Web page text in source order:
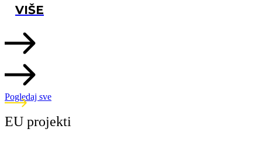
VIŠE
Pogledaj sve
EU projekti